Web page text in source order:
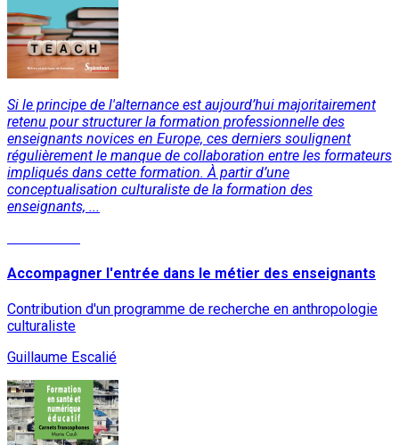
Si le principe de l'alternance est aujourd’hui majoritairement
retenu pour structurer la formation professionnelle des
enseignants novices en Europe, ces derniers soulignent
régulièrement le manque de collaboration entre les formateurs
impliqués dans cette formation. À partir d’une
conceptualisation culturaliste de la formation des
enseignants, ...
Accompagner l'entrée dans le métier des enseignants
Contribution d'un programme de recherche en anthropologie
culturaliste
Guillaume Escalié